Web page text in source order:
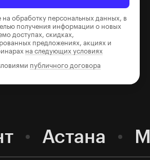
на обработку персональных данных, в
получения информации о новых
доступах, скидках,
предложениях, акциях и
на следующих условиях
публичного договора
Астана